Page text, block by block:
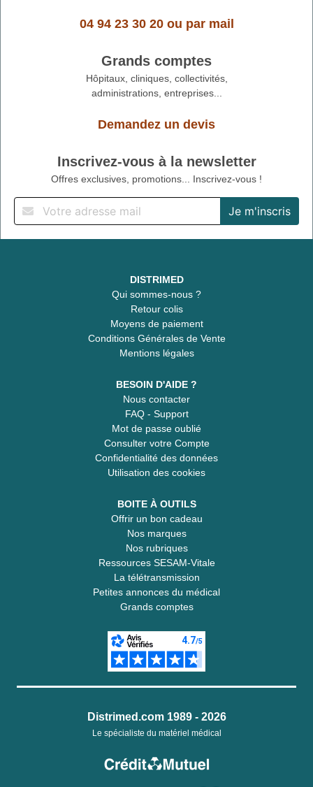
04 94 23 30 20ou par mail
Grands comptes
Hôpitaux, cliniques, collectivités,
administrations, entreprises...
Demandez un devis
Inscrivez-vous à la newsletter
Offres exclusives, promotions... Inscrivez-vous !
DISTRIMED
Qui sommes-nous ?
Retour colis
Moyens de paiement
Conditions Générales de Vente
Mentions légales
BESOIN D'AIDE ?
Nous contacter
FAQ - Support
Mot de passe oublié
Consulter votre Compte
Confidentialité des données
Utilisation des cookies
BOITE À OUTILS
Offrir un bon cadeau
Nos marques
Nos rubriques
Ressources SESAM-Vitale
La télétransmission
Petites annonces du médical
Grands comptes
Distrimed.com 1989 - 2026
Le spécialiste du matériel médical